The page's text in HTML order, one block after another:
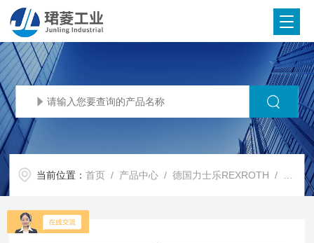
当前位置：首页 / 产品中心 /德国力士乐REXROTH /